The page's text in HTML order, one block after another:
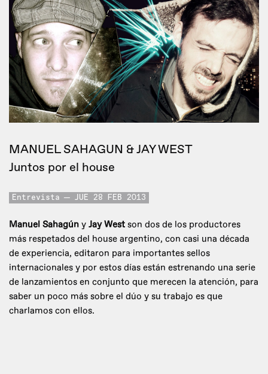
MANUEL SAHAGUN & JAY WEST
Juntos por el house
Entrevista JUE 28 FEB 2013
Manuel Sahagún y Jay West son dos de los productores
más respetados del house argentino, con casi una década
de experiencia, editaron para importantes sellos
internacionales y por estos días están estrenando una serie
de lanzamientos en conjunto que merecen la atención, para
saber un poco más sobre el dúo y su trabajo es que
charlamos con ellos.